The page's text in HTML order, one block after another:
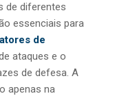
de diferentes
essenciais para
de
ataques e o
de defesa. A
apenas na